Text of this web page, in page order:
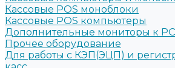
Кассовые POS моноблоки
Кассовые POS компьютеры
Дополнительные мониторы к
Прочее оборудование
Для работы с КЭП(ЭЦП) и